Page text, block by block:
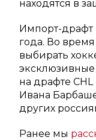
находятся в
Импорт-драфт
года. Во
выбирать
эксклюзивные
на драфте
Ивана
других
Ранее мы